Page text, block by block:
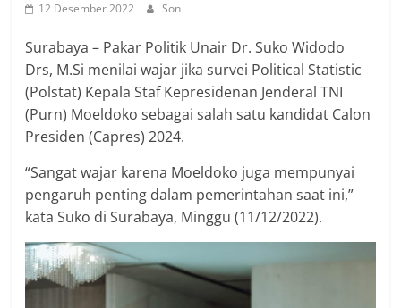
12 Desember 2022 Son
Surabaya – Pakar Politik Unair Dr. Suko Widodo
Drs, M.Si menilai wajar jika survei Political Statistic
(Polstat) Kepala Staf Kepresidenan Jenderal TNI
(Purn) Moeldoko sebagai salah satu kandidat Calon
Presiden (Capres) 2024.
“Sangat wajar karena Moeldoko juga mempunyai
pengaruh penting dalam pemerintahan saat ini,”
kata Suko di Surabaya, Minggu (11/12/2022).